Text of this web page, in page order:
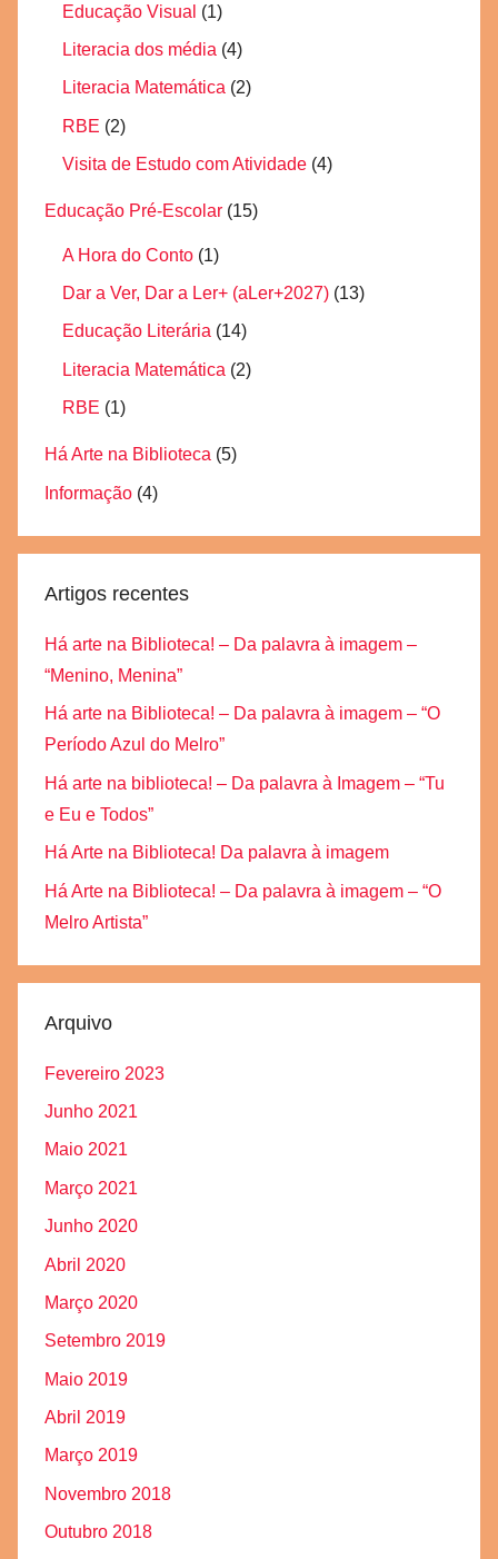
Educação Visual (1)
Literacia dos média (4)
Literacia Matemática (2)
RBE (2)
Visita de Estudo com Atividade (4)
Educação Pré-Escolar (15)
A Hora do Conto (1)
Dar a Ver, Dar a Ler+ (aLer+2027) (13)
Educação Literária (14)
Literacia Matemática (2)
RBE (1)
Há Arte na Biblioteca (5)
Informação (4)
Artigos recentes
Há arte na Biblioteca! – Da palavra à imagem –
“Menino, Menina”
Há arte na Biblioteca! – Da palavra à imagem – “O
Período Azul do Melro”
Há arte na biblioteca! – Da palavra à Imagem – “Tu
e Eu e Todos”
Há Arte na Biblioteca! Da palavra à imagem
Há Arte na Biblioteca! – Da palavra à imagem – “O
Melro Artista”
Arquivo
Fevereiro 2023
Junho 2021
Maio 2021
Março 2021
Junho 2020
Abril 2020
Março 2020
Setembro 2019
Maio 2019
Abril 2019
Março 2019
Novembro 2018
Outubro 2018